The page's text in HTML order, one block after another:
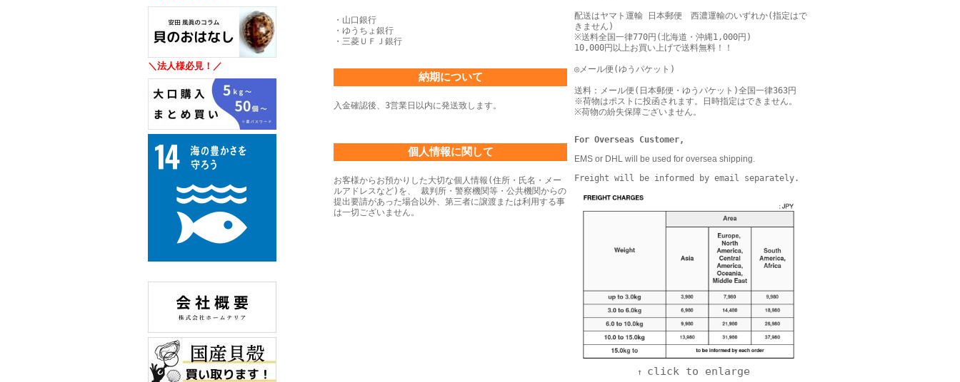
＼法人様必見！／
・山口銀行
・ゆうちょ銀行
・三菱ＵＦＪ銀行
納期について
入金確認後、3営業日以内に発送致します。
個人情報に関して
お客様からお預かりした大切な個人情報(住所・氏名・メー
ルアドレスなど)を、 裁判所・警察機関等・公共機関からの
提出要請があった場合以外、第三者に譲渡または利用する事
は一切ございません。
配送はヤマト運輸 日本郵便 西濃運輸のいずれか(指定はで
きません)
※送料全国一律770円(北海道・沖縄1,000円)
10,000円以上お買い上げで送料無料！！
◎メール便(ゆうパケット)
送料：メール便(日本郵便・ゆうパケット)全国一律363円
※荷物はポストに投函されます。日時指定はできません。
※荷物の紛失保障ございません。
For Overseas Customer,
EMS or DHL will be used for oversea shipping.
Freight will be informed by email separately.
↑ click to enlarge